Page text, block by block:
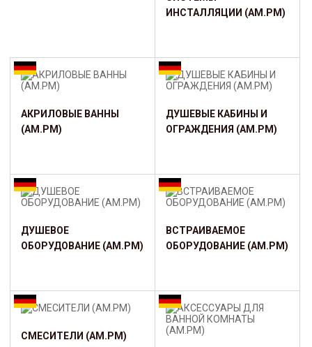
ИНСТАЛЛЯЦИИ (AM.PM)
АКРИЛОВЫЕ ВАННЫ
(AM.PM)
ДУШЕВЫЕ КАБИНЫ И
ОГРАЖДЕНИЯ (AM.PM)
ДУШЕВОЕ
ОБОРУДОВАНИЕ (AM.PM)
ВСТРАИВАЕМОЕ
ОБОРУДОВАНИЕ (AM.PM)
СМЕСИТЕЛИ (AM.PM)